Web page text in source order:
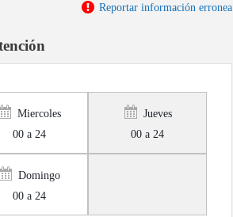
Reportar información erronea
Miercoles
00 a 24
Jueves
00 a 24
Domingo
00 a 24